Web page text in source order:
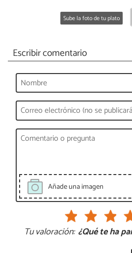
Sube la foto de tu plato
Escribir comentario
Añade una imagen
Tu valoración: ¿Qué te ha